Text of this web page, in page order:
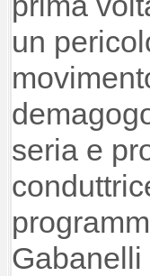
un
seria e